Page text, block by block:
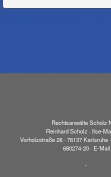
Rechtsanwälte Scholz
Reinhard Scholz · Ilse-
Vorholzstraße 26 · 76137 Karlsruhe
680274-20 · E-